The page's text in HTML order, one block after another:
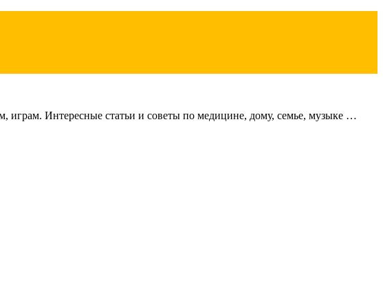
играм. Интересные статьи и советы по медицине, дому, семье, музыке …